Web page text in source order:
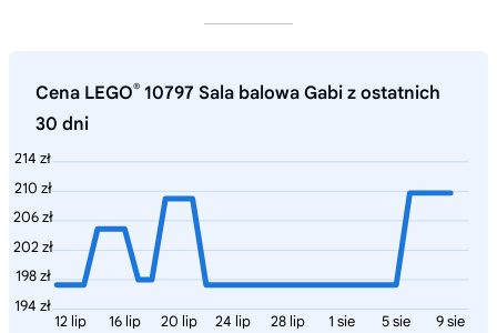
Cena LEGO® 10797 Sala balowa Gabi z ostatnich
30 dni
214 zł
210 zł
206 zł
202 zł
198 zł
194 zł
9 sie
5 sie
1 sie
28 lip
24 lip
20 lip
16 lip
12 lip